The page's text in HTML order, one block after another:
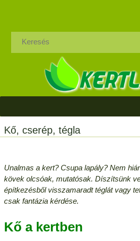
Kő, cserép, tégla
Unalmas a kert? Csupa lapály? Nem
kövek olcsóak, mutatósak. Díszítsünk
építkezésből visszamaradt téglát vagy
csak fantázia kérdése.
Kő a kertben